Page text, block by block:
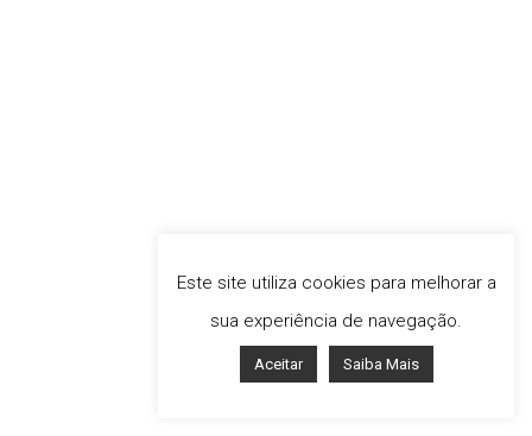
Este site utiliza cookies para melhorar a
sua experiência de navegação.
Aceitar Saiba Mais